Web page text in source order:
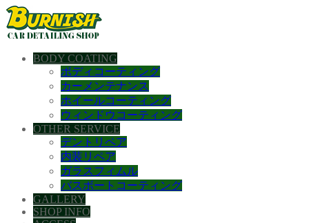
BODY COATING
ボディコーティング
カーメンテナンス
ホイールコーティング
ウィンドウコーティング
OTHER SERVICE
デントリペア
内装リペア
ガラスフィムル
バスボートコーティング
GALLERY
SHOP INFO